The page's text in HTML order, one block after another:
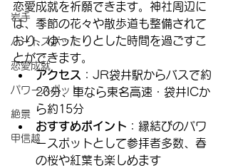
岩手
ハートスポット
恋愛成就
パワースポット
絶景
甲信越
恋愛成就を祈願できます。神社周辺に
は、季節の花々や散歩道も整備されて
おり、ゆったりとした時間を過ごすこ
とができます。
アクセス ：JR袋井駅からバスで約
20分、車なら東名高速・袋井ICか
ら約15分
おすすめポイント ：縁結びのパワ
ースポットとして参拝者多数、春
の桜や紅葉も楽しめます